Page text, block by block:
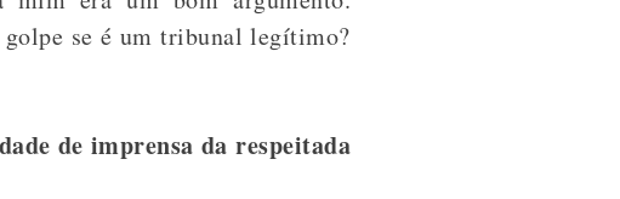
se é um tribunal legítimo?
de imprensa da respeitada